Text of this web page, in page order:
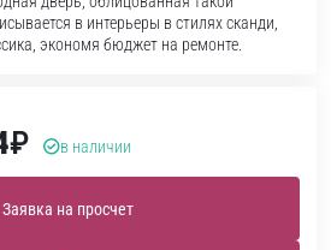
в интерьеры в стилях сканди,
экономя бюджет на ремонте.
₽ в наличии
Заявка на просчет